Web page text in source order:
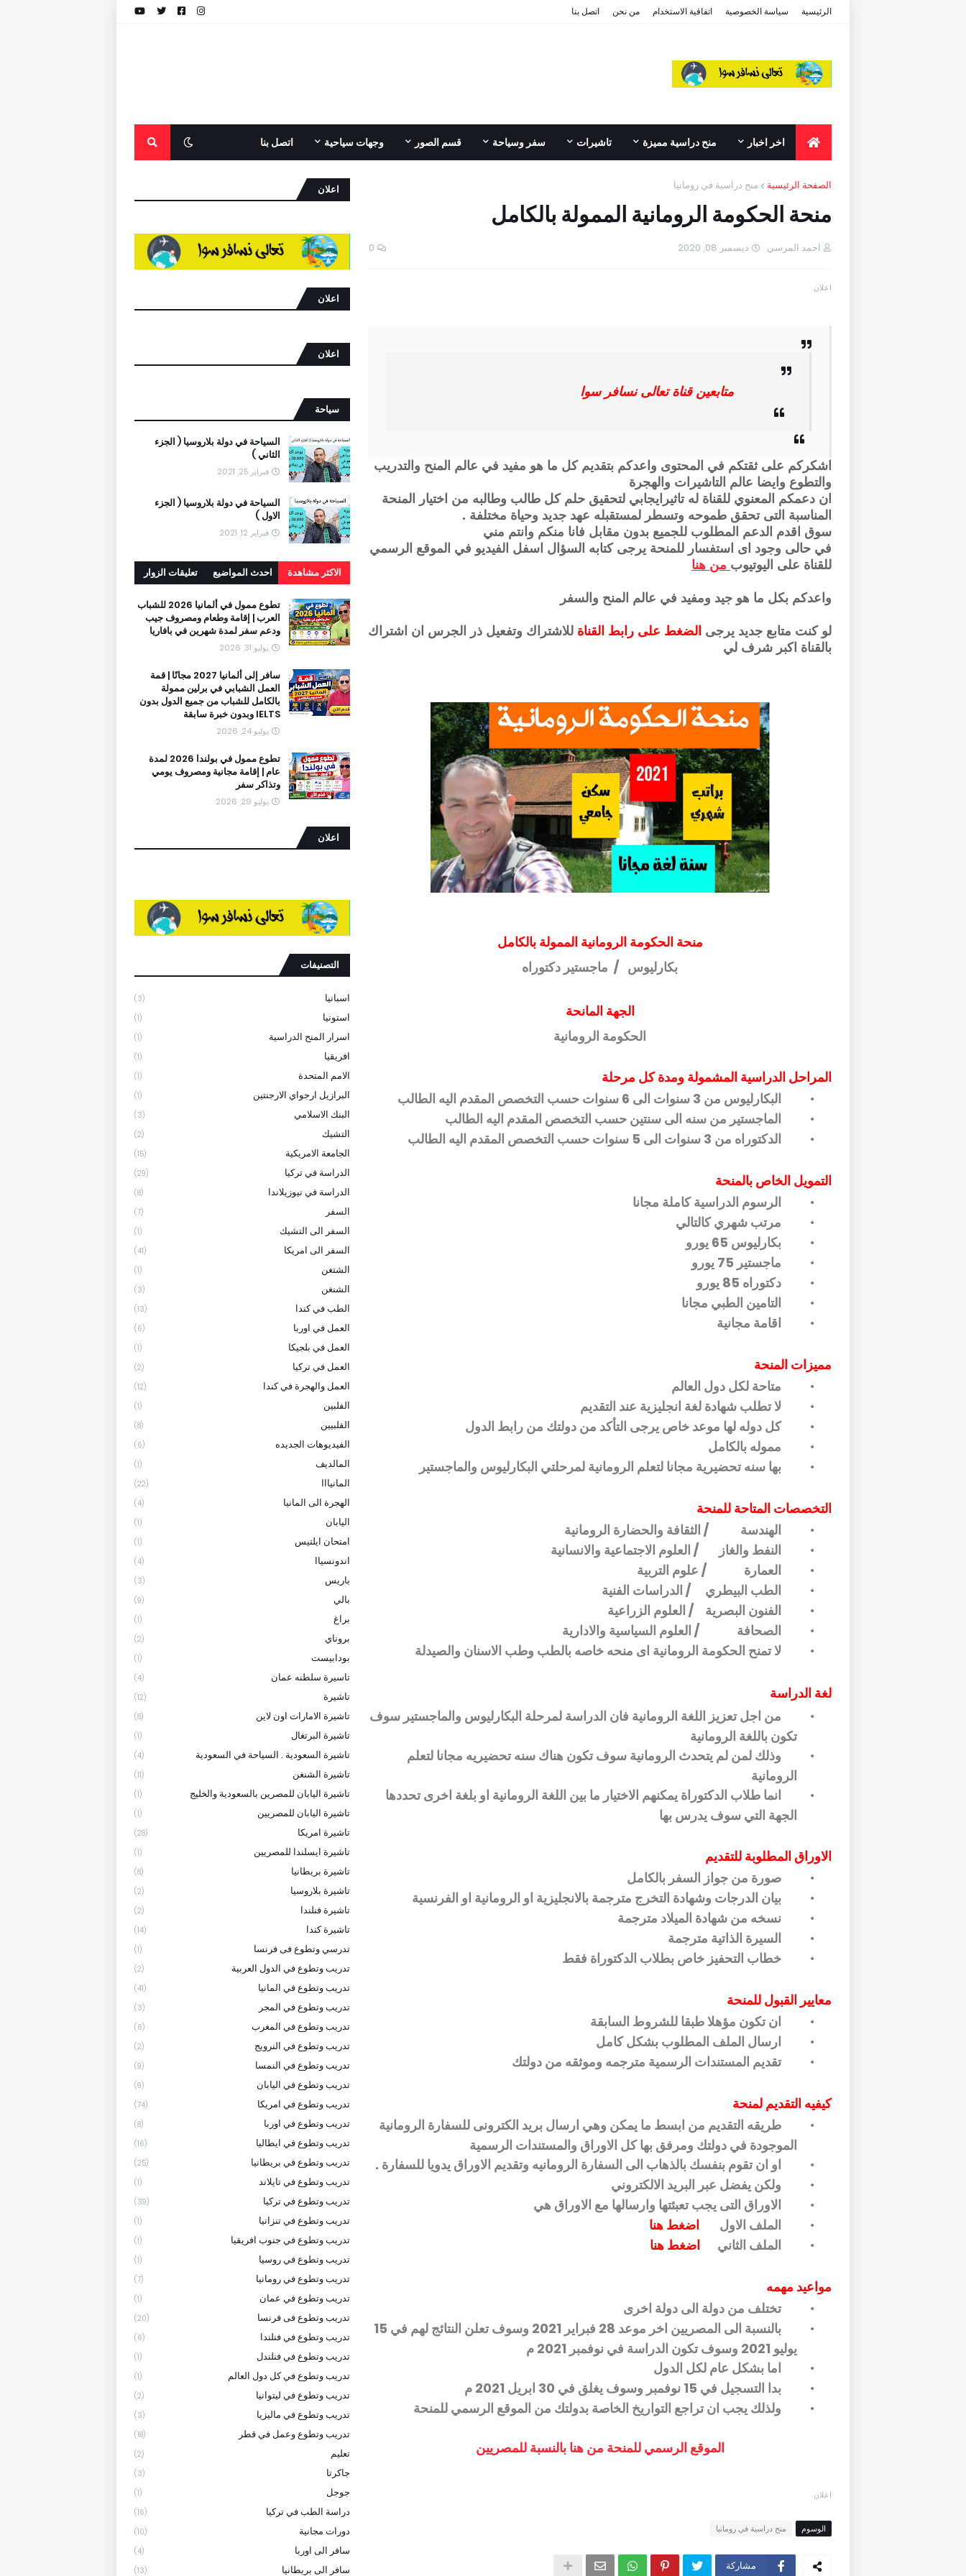
الرئيسية سياسة الخصوصية اتفاقية الاستخدام من نحن اتصل بنا
اخر اخبار منح دراسية مميزة تاشيرات سفر وسياحة قسم الصور وجهات سياحية اتصل بنا
الصفحة الرئيسية منح دراسية في رومانيا
منحة الحكومة الرومانية الممولة بالكامل
احمد المرسي ديسمبر 08, 2020 0
اعلان
متابعين قناة تعالى نسافر سوا
اشكركم على ثقتكم في المحتوى واعدكم بتقديم كل ما هو مفيد في عالم المنح والتدريب
والتطوع وايضا عالم التاشيرات والهجرة
ان دعمكم المعنوي للقناة له تاثيرايجابي لتحقيق حلم كل طالب وطالبه من اختيار المنحة
المناسبة التى تحقق طموحه وتسطر لمستقبله عهد جديد وحياة مختلفة .
سوق اقدم الدعم المطلوب للجميع بدون مقابل فانا منكم وانتم مني
في حالى وجود اى استفسار للمنحة يرجى كتابه السؤال اسفل الفيديو في الموقع الرسمي
للقناة على اليوتيوب من هنا
واعدكم بكل ما هو جيد ومفيد في عالم المنح والسفر
لو كنت متابع جديد يرجى الضغط على رابط القناة للاشتراك وتفعيل ذر الجرس ان اشتراك
بالقناة اكبر شرف لي
منحة الحكومة الرومانية الممولة بالكامل
بكارليوس / ماجستير دكتوراه
الجهة المانحة
الحكومة الرومانية
المراحل الدراسية المشمولة ومدة كل مرحلة
• البكارليوس من 3 سنوات الى 6 سنوات حسب التخصص المقدم اليه الطالب
• الماجستير من سنه الى سنتين حسب التخصص المقدم اليه الطالب
• الدكتوراه من 3 سنوات الى 5 سنوات حسب التخصص المقدم اليه الطالب
التمويل الخاص بالمنحة
• الرسوم الدراسية كاملة مجانا
• مرتب شهري كالتالي
• بكارليوس 65 يورو
• ماجستير 75 يورو
• دكتوراه 85 يورو
• التامين الطبي مجانا
• اقامة مجانية
مميزات المنحة
• متاحة لكل دول العالم
• لا تطلب شهادة لغة انجليزية عند التقديم
• كل دوله لها موعد خاص يرجى التأكد من دولتك من رابط الدول
• مموله بالكامل
• بها سنه تحضيرية مجانا لتعلم الرومانية لمرحلتي البكارليوس والماجستير
التخصصات المتاحة للمنحة
• الهندسة / الثقافة والحضارة الرومانية
• النفط والغاز / العلوم الاجتماعية والانسانية
• العمارة / علوم التربية
• الطب البيطري / الدراسات الفنية
• الفنون البصرية / العلوم الزراعية
• الصحافة / العلوم السياسية والادارية
• لا تمنح الحكومة الرومانية اى منحه خاصه بالطب وطب الاسنان والصيدلة
لغة الدراسة
•
من اجل تعزيز اللغة الرومانية فان الدراسة لمرحلة البكارليوس والماجستير سوف
تكون باللغة الرومانية
•
وذلك لمن لم يتحدث الرومانية سوف تكون هناك سنه تحضيريه مجانا لتعلم
الرومانية
•
انما طلاب الدكتوراة يمكنهم الاختيار ما بين اللغة الرومانية او بلغة اخرى تحددها
الجهة التي سوف يدرس بها
الاوراق المطلوبة للتقديم
• صورة من جواز السفر بالكامل
• بيان الدرجات وشهادة التخرج مترجمة بالانجليزية او الرومانية او الفرنسية
• نسخه من شهادة الميلاد مترجمة
• السيرة الذاتية مترجمة
• خطاب التحفيز خاص بطلاب الدكتوراة فقط
معايير القبول للمنحة
• ان تكون مؤهلا طبقا للشروط السابقة
• ارسال الملف المطلوب بشكل كامل
• تقديم المستندات الرسمية مترجمه وموثقه من دولتك
كيفيه التقديم لمنحة
•
طريقه التقديم من ابسط ما يمكن وهي ارسال بريد الكترونى للسفارة الرومانية
الموجودة في دولتك ومرفق بها كل الاوراق والمستندات الرسمية
• او ان تقوم بنفسك بالذهاب الى السفارة الرومانيه وتقديم الاوراق يدويا للسفارة .
• ولكن يفضل عبر البريد الالكتروني
• الاوراق التى يجب تعبئتها وارسالها مع الاوراق هي
• الملف الاول اضغط هنا
• الملف الثاني اضغط هنا
مواعيد مهمه
• تختلف من دولة الى دولة اخرى
•
بالنسبة الى المصريين اخر موعد 28 فبراير 2021 وسوف تعلن النتائج لهم في 15
يوليو 2021 وسوف تكون الدراسة في نوفمبر 2021 م
• اما بشكل عام لكل الدول
• بدا التسجيل في 15 نوفمبر وسوف يغلق في 30 ابريل 2021 م
• ولذلك يجب ان تراجع التواريخ الخاصة بدولتك من الموقع الرسمي للمنحة
الموقع الرسمي للمنحة من هنا بالنسبة للمصريين
اعلان
الوسوم منح دراسية في رومانيا
مشاركة
اعلان
اعلان
اعلان
سياحة
السياحة في دولة بلاروسيا ( الجزء
الثاني )
فبراير 25, 2021
السياحة في دولة بلاروسيا ( الجزء
الاول )
فبراير 12, 2021
الاكثر مشاهدة احدث المواضيع تعليقات الزوار
تطوع ممول في ألمانيا 2026 للشباب
العرب | إقامة وطعام ومصروف جيب
ودعم سفر لمدة شهرين في بافاريا
يوليو 31, 2026
سافر إلى ألمانيا 2027 مجانًا | قمة
العمل الشبابي في برلين ممولة
بالكامل للشباب من جميع الدول بدون
IELTS وبدون خبرة سابقة
يوليو 24, 2026
تطوع ممول في بولندا 2026 لمدة
عام | إقامة مجانية ومصروف يومي
وتذاكر سفر
يوليو 29, 2026
اعلان
التصنيفات
اسبانيا (3)
استونيا (1)
اسرار المنح الدراسية (1)
افريقيا (1)
الامم المتحدة (1)
البرازيل ارجواي الارجنتين (1)
البنك الاسلامي (3)
التشيك (2)
الجامعة الامريكية (15)
الدراسة في تركيا (29)
الدراسة في نيوزيلاندا (8)
السفر (7)
السفر الى التشيك (1)
السفر الى امريكا (41)
الشتغن (1)
الشنغن (3)
الطب في كندا (13)
العمل في اوربا (6)
العمل في بلجيكا (1)
العمل في تركيا (2)
العمل والهجرة في كندا (12)
الفلبين (1)
الفلبيين (8)
الفيديوهات الجديده (6)
المالديف (1)
المانيااا (22)
الهجرة الى المانيا (4)
اليابان (1)
امتحان ايلتيس (1)
اندونسياا (4)
باريس (3)
بالي (9)
براغ (1)
بروناي (2)
بودابيست (1)
تاسيرة سلطنه عمان (4)
تاشيرة (12)
تاشيرة الامارات اون لاين (8)
تاشيرة البرتغال (1)
تاشيرة السعودية . السياحة في السعودية (4)
تاشيرة الشنغن (11)
تاشيرة اليابان للمصرين بالسعودية والخليج (1)
تاشيرة اليابان للمصريين (1)
تاشيرة امريكا (28)
تاشيرة ايسلندا للمصريين (1)
تاشيرة بريطانيا (8)
تاشيرة بلاروسيا (2)
تاشيرة فنلندا (2)
تاشيرة كندا (14)
تدرسي وتطوع فى فرنسا (1)
تدريب وتطوع في الدول العربية (2)
تدريب وتطوع في المانيا (41)
تدريب وتطوع في المجر (3)
تدريب وتطوع في المغرب (6)
تدريب وتطوع في النرويج (2)
تدريب وتطوع في النمسا (9)
تدريب وتطوع في اليابان (9)
تدريب وتطوع في امريكا (74)
تدريب وتطوع في اوربا (8)
تدريب وتطوع في ايطاليا (16)
تدريب وتطوع في بريطانيا (25)
تدريب وتطوع في تايلاند (1)
تدريب وتطوع في تركيا (39)
تدريب وتطوع في تنزانيا (1)
تدريب وتطوع في جنوب افريقيا (1)
تدريب وتطوع في روسيا (1)
تدريب وتطوع في رومانيا (7)
تدريب وتطوع في عمان (1)
تدريب وتطوع فى فرنسا (20)
تدريب وتطوع في فنلندا (6)
تدريب وتطوع في فنلندل (1)
تدريب وتطوع في كل دول العالم (1)
تدريب وتطوع في ليتوانيا (2)
تدريب وتطوع في ماليزيا (3)
تدريب وتطوع وعمل في قطر (18)
تعليم (2)
جاكرتا (3)
جوجل (1)
دراسة الطب في تركيا (16)
دورات مجانية (10)
سافر الى اوربا (4)
سافر الى بريطانيا (13)